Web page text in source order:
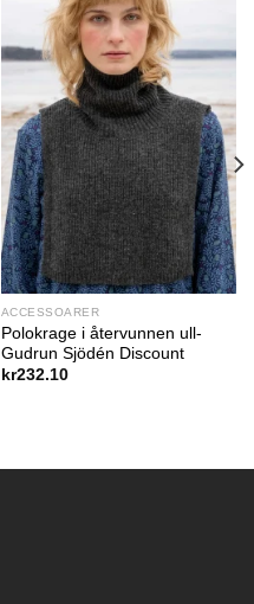
ACCESSOARER
Polokrage i återvunnen ull-
Gudrun Sjödén Discount
kr232.10